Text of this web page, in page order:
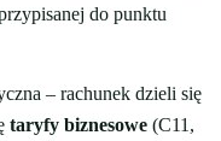
do punktu
– rachunek dzieli się
taryfy biznesowe (C11,